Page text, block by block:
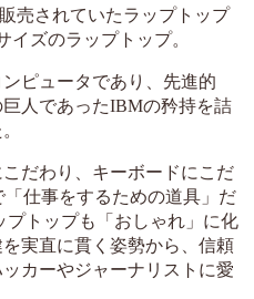
売されていたラップトップ
イズのラップトップ。
ピュータであり、先進的
人であったIBMの矜持を詰
だわり、キーボードにこだ
「仕事をするための道具」だ
プトップも「おしゃれ」に化
実直に貫く姿勢から、信頼
カーやジャーナリストに愛